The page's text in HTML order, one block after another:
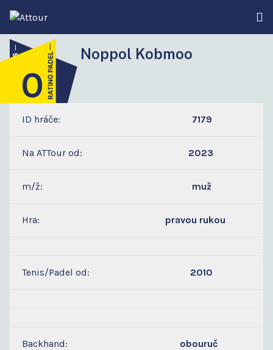
Noppol Kobmoo
3
0
ID hráče: 7179
Na ATTour od: 2023
m/ž: muž
Hra: pravou rukou
Tenis/Padel od: 2010
Backhand: obouruč